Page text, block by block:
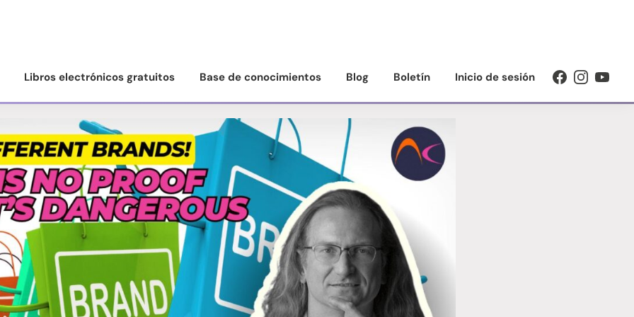
Libros electrónicos gratuitos Base de conocimientos Blog Boletín Inicio de sesión